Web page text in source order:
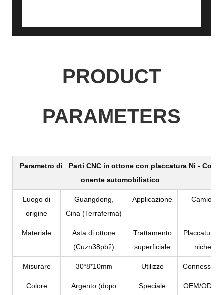
PRODUCT
PARAMETERS
Parametro di
Parti CNC in ottone con placcatura Ni - Comp
onente automobilistico
Luogo di
origine
Guangdong,
Cina (Terraferma)
Applicazione Camion
Materiale
Asta di ottone
(Cuzn38pb2)
Trattamento
superficiale
Placcatura
nichel
Misurare 30*8*10mm Utilizzo
Colore
Argento (dopo
Speciale
OEM/ODM è